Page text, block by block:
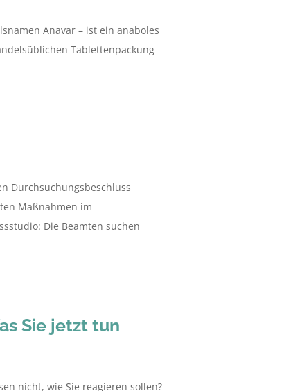
Anavar – ist ein anaboles
Tablettenpackung
Durchsuchungsbeschluss
Maßnahmen im
Die Beamten suchen
Sie jetzt tun
nicht, wie Sie reagieren sollen?